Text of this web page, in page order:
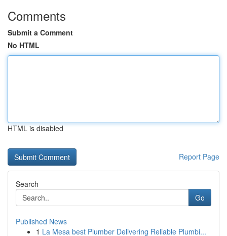
Comments
Submit a Comment
No HTML
HTML is disabled
Report Page
Search
Go
Published News
1 La Mesa best Plumber Delivering Reliable Plumbi...